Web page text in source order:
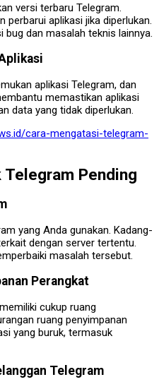
versi terbaru Telegram.
perbarui aplikasi jika diperlukan.
dan masalah teknis lainnya.
aplikasi Telegram, dan
memastikan aplikasi
data yang tidak diperlukan.
cara-mengatasi-telegram-
Pending
yang Anda gunakan. Kadang-
dengan server tertentu.
masalah tersebut.
Perangkat
cukup ruang
ruang penyimpanan
yang buruk, termasuk
Telegram